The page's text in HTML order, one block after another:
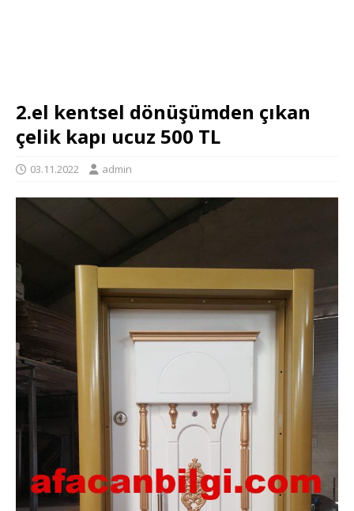
2.el kentsel dönüşümden çıkan
çelik kapı ucuz 500 TL
03.11.2022 admin